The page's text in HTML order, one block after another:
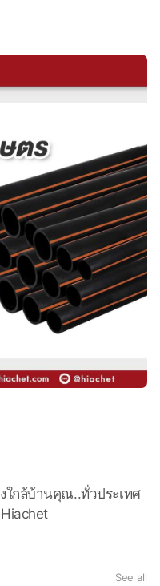
ใกล้บ้านคุณ..ทั่วประเทศ
See all